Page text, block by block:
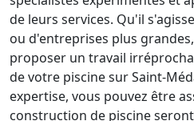
de leurs services. Qu'il
ou d'entreprises plus
proposer un travail
de votre piscine sur Saint-
expertise, vous pouvez être
construction de piscine